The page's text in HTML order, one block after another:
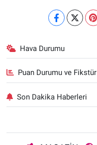
Hava Durumu
Puan Durumu ve Fikstür
Son Dakika Haberleri